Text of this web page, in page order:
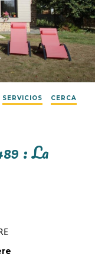
SERVICIOS CERCA
: La